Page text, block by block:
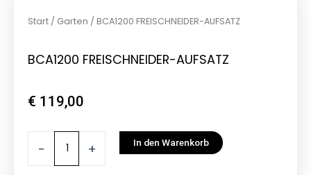
Start / Garten / BCA1200 FREISCHNEIDER-AUFSATZ
BCA1200 FREISCHNEIDER-AUFSATZ
€ 119,00
- + In den Warenkorb